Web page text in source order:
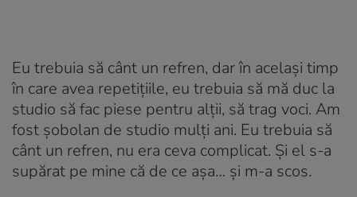
Eu trebuia să cânt un refren, dar în același timp
în care avea repetițiile, eu trebuia să mă duc la
studio să fac piese pentru alții, să trag voci. Am
fost șobolan de studio mulți ani. Eu trebuia să
cânt un refren, nu era ceva complicat. Și el s-a
supărat pe mine că de ce așa… și m-a scos.